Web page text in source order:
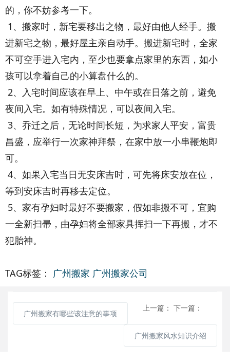
的，你不妨参考一下。
1、搬家时，新宅要移出之物，最好由他人经手。搬
进新宅之物，最好屋主亲自动手。搬进新宅时，全家
不可空手进入宅内，至少也要拿点家里的东西，如小
孩可以拿着自己的小算盘什么的。
2、入宅时间应该在早上、中午或在日落之前，避免
夜间入宅。如有特殊情况，可以夜间入宅。
3、乔迁之后，无论时间长短，为求家人平安，富贵
昌盛，应举行一次家神拜祭，在家中放一小串鞭炮即
可。
4、如果入宅当日无安床吉时，可先将床安放在位，
等到安床吉时再移去定位。
5、家有孕妇时最好不要搬家，假如非搬不可，宜购
一全新扫帚，由孕妇将全部家具挥扫一下再搬，才不
犯胎神。
TAG标签： 广州搬家 广州搬家公司
上一篇：
广州搬家有哪些该注意的事项
下一篇：
广州搬家风水知识介绍